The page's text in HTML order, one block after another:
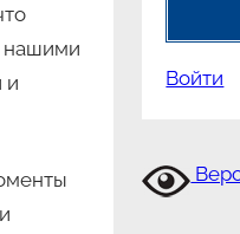
нашими
и
Войти